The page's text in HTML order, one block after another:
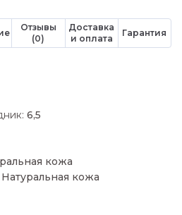
Отзывы
(0)
Доставка
и оплата
Гарантия
6,5
кожа
Натуральная кожа